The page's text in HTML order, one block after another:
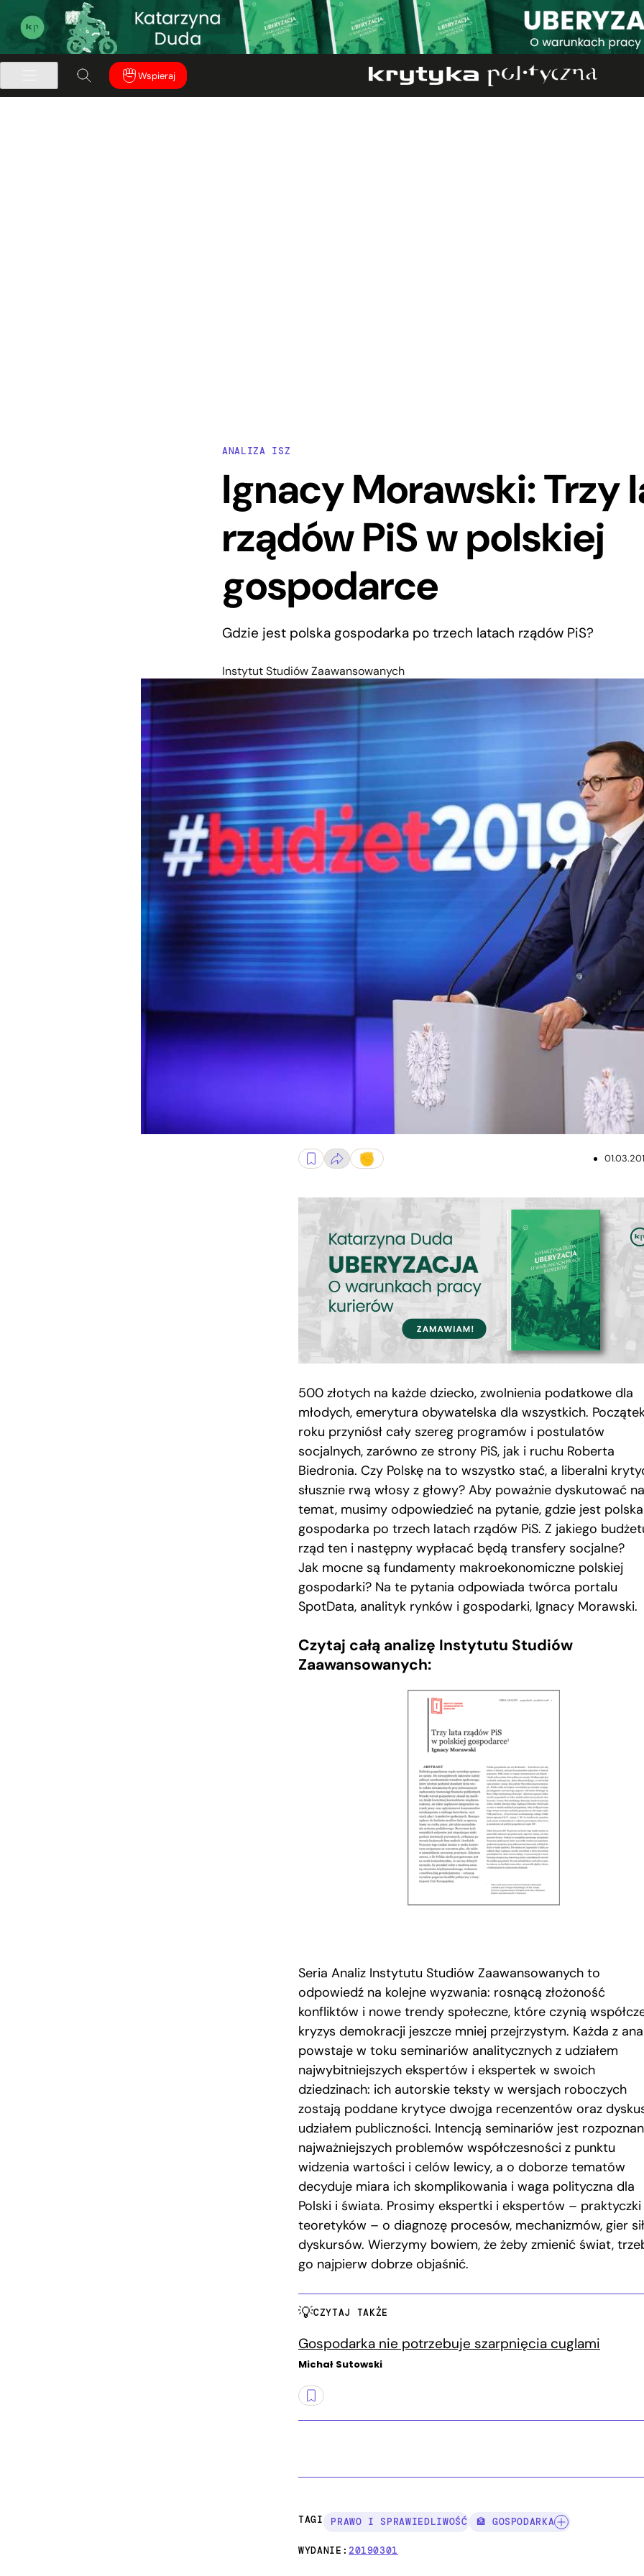
Wspieraj
ANALIZA ISZ
Ignacy Morawski: Trzy
rządów PiS w polskiej
gospodarce
Gdzie jest polska gospodarka po trzech latach rządów PiS?
Instytut Studiów Zaawansowanych
500 złotych na każde dziecko, zwolnienia podatkowe dla
młodych, emerytura obywatelska dla wszystkich.
roku przyniósł cały szereg programów i postulatów
socjalnych, zarówno ze strony PiS, jak i ruchu Roberta
Biedronia. Czy Polskę na to wszystko stać, a liberalni
słusznie rwą włosy z głowy? Aby poważnie dyskutować
temat, musimy odpowiedzieć na pytanie, gdzie jest polska
gospodarka po trzech latach rządów PiS. Z jakiego
rząd ten i następny wypłacać będą transfery socjalne?
Jak mocne są fundamenty makroekonomiczne polskiej
gospodarki? Na te pytania odpowiada twórca portalu
SpotData, analityk rynków i gospodarki, Ignacy Morawski.
Czytaj całą analizę Instytutu Studiów
Zaawansowanych:
Seria Analiz Instytutu Studiów Zaawansowanych to
odpowiedź na kolejne wyzwania: rosnącą złożoność
konfliktów i nowe trendy społeczne, które czynią
kryzys demokracji jeszcze mniej przejrzystym. Każda z
powstaje w toku seminariów analitycznych z udziałem
najwybitniejszych ekspertów i ekspertek w swoich
dziedzinach: ich autorskie teksty w wersjach roboczych
zostają poddane krytyce dwojga recenzentów oraz
udziałem publiczności. Intencją seminariów jest
najważniejszych problemów współczesności z punktu
widzenia wartości i celów lewicy, a o doborze tematów
decyduje miara ich skomplikowania i waga polityczna dla
Polski i świata. Prosimy ekspertki i ekspertów – praktyczki
teoretyków – o diagnozę procesów, mechanizmów, gier
dyskursów. Wierzymy bowiem, że żeby zmienić świat,
go najpierw dobrze objaśnić.
CZYTAJ TAKŻE
Gospodarka nie potrzebuje szarpnięcia cuglami
Michał Sutowski
TAGI: PRAWO I SPRAWIEDLIWOŚĆ 🏦 GOSPODARKA
WYDANIE:20190301